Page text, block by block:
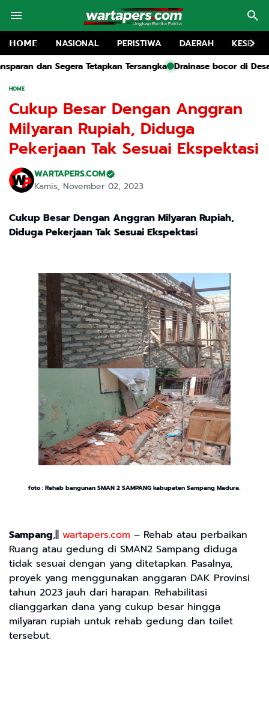
𝗛𝗢𝗠𝗘 NASIONAL PERISTIWA DAERAH
Tersangka Drainase bocor di Desa Lalonggopi, Wolo.
HOME
Cukup Besar Dengan Anggran
Milyaran Rupiah, Diduga
Pekerjaan Tak Sesuai Ekspektasi
WARTAPERS.COM
Kamis, November 02, 2023
Cukup Besar Dengan Anggran Milyaran Rupiah,
Diduga Pekerjaan Tak Sesuai Ekspektasi
foto : Rehab bangunan SMAN 2 SAMPANG kabupaten Sampang Madura.
Sampang,|| wartapers.com – Rehab atau perbaikan
Ruang atau gedung di SMAN2 Sampang diduga
tidak sesuai dengan yang ditetapkan. Pasalnya,
proyek yang menggunakan anggaran DAK Provinsi
tahun 2023 jauh dari harapan. Rehabilitasi
dianggarkan dana yang cukup besar hingga
milyaran rupiah untuk rehab gedung dan toilet
tersebut.